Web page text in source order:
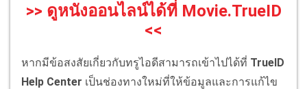
>> ดูหนังออนไลน์ได้ที่ Movie.TrueID
<<
หากมีข้อสงสัยเกี่ยวกับทรูไอดีสามารถเข้าไปได้ที่ TrueID
Help Center เป็นช่องทางใหม่ที่ให้ข้อมูลและการแก้ไข